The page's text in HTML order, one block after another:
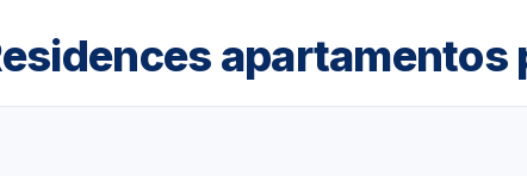
, Se você procura
apartamentos